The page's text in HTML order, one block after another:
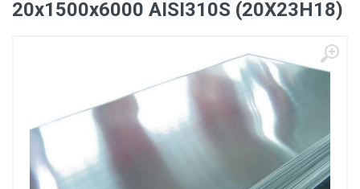
20х1500х6000 AISI310S (20Х23Н18)